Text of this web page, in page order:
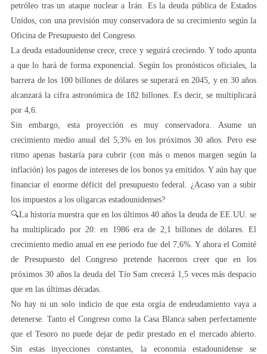
petróleo tras un ataque nuclear a Irán. Es la deuda pública de Estados
Unidos, con una previsión muy conservadora de su crecimiento según la
Oficina de Presupuesto del Congreso.
La deuda estadounidense crece, crece y seguirá creciendo. Y todo apunta
a que lo hará de forma exponencial. Según los pronósticos oficiales, la
barrera de los 100 billones de dólares se superará en 2045, y en 30 años
alcanzará la cifra astronómica de 182 billones. Es decir, se multiplicará
por 4,6.
Sin embargo, esta proyección es muy conservadora. Asume un
crecimiento medio anual del 5,3% en los próximos 30 años. Pero ese
ritmo apenas bastaría para cubrir (con más o menos margen según la
inflación) los pagos de intereses de los bonos ya emitidos. Y aún hay que
financiar el enorme déficit del presupuesto federal. ¿Acaso van a subir
los impuestos a los oligarcas estadounidenses?
🔍La historia muestra que en los últimos 40 años la deuda de EE.UU. se
ha multiplicado por 20: en 1986 era de 2,1 billones de dólares. El
crecimiento medio anual en ese periodo fue del 7,6%. Y ahora el Comité
de Presupuesto del Congreso pretende hacernos creer que en los
próximos 30 años la deuda del Tío Sam crecerá 1,5 veces más despacio
que en las últimas décadas.
No hay ni un solo indicio de que esta orgía de endeudamiento vaya a
detenerse. Tanto el Congreso como la Casa Blanca saben perfectamente
que el Tesoro no puede dejar de pedir prestado en el mercado abierto.
Sin estas inyecciones constantes, la economía estadounidense se